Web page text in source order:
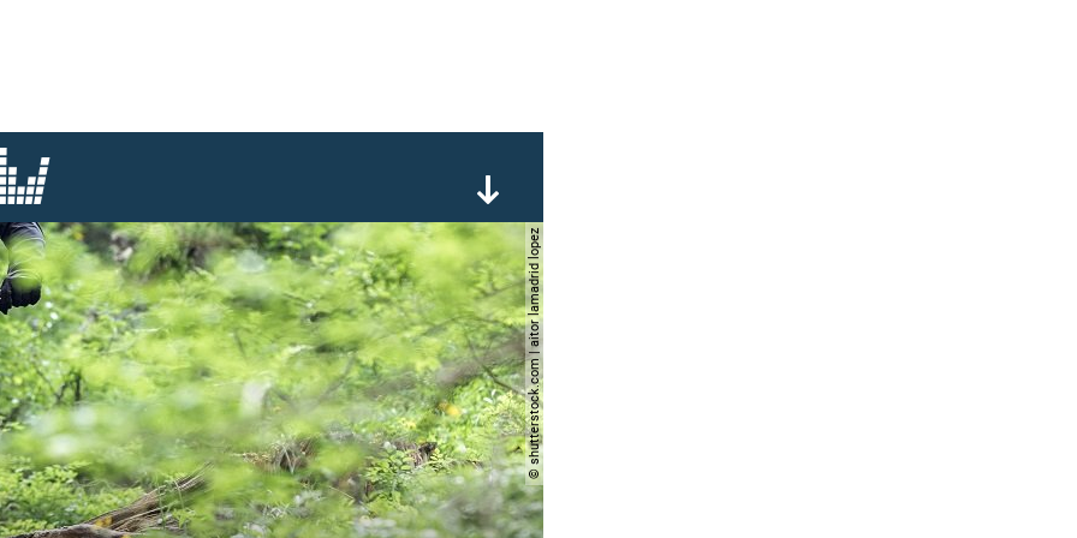
© shutterstock.com | aitor lamadrid lopez